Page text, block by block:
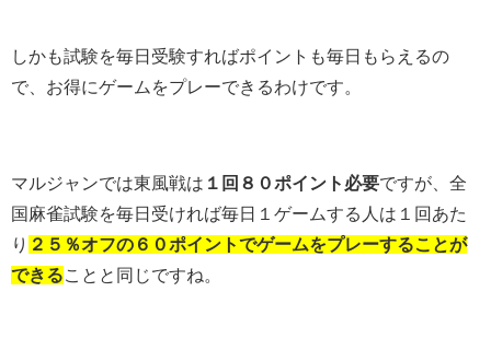
しかも試験を毎日受験すればポイントも毎日もらえるの
で、お得にゲームをプレーできるわけです。
マルジャンでは東風戦は １回８０ポイント必要ですが、全
国麻雀試験を毎日受ければ毎日１ゲームする人は１回あた
り ２５％オフの６０ポイントでゲームをプレーすることが
できることと同じですね。